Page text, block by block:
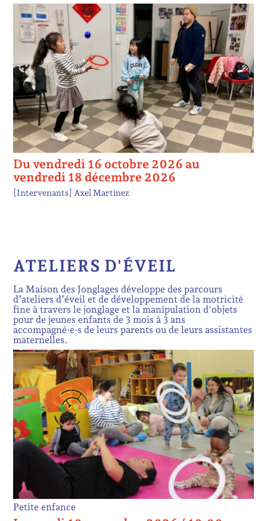
Du vendredi 16 octobre 2026 au
vendredi 18 décembre 2026
[Intervenants] Axel Martinez
ATELIERS D'ÉVEIL
La Maison des Jonglages développe des parcours
d’ateliers d’éveil et de développement de la motricité
fine à travers le jonglage et la manipulation d'objets
pour de jeunes enfants de 3 mois à 3 ans
accompagné·e·s de leurs parents ou de leurs assistantes
maternelles.
Petite enfance